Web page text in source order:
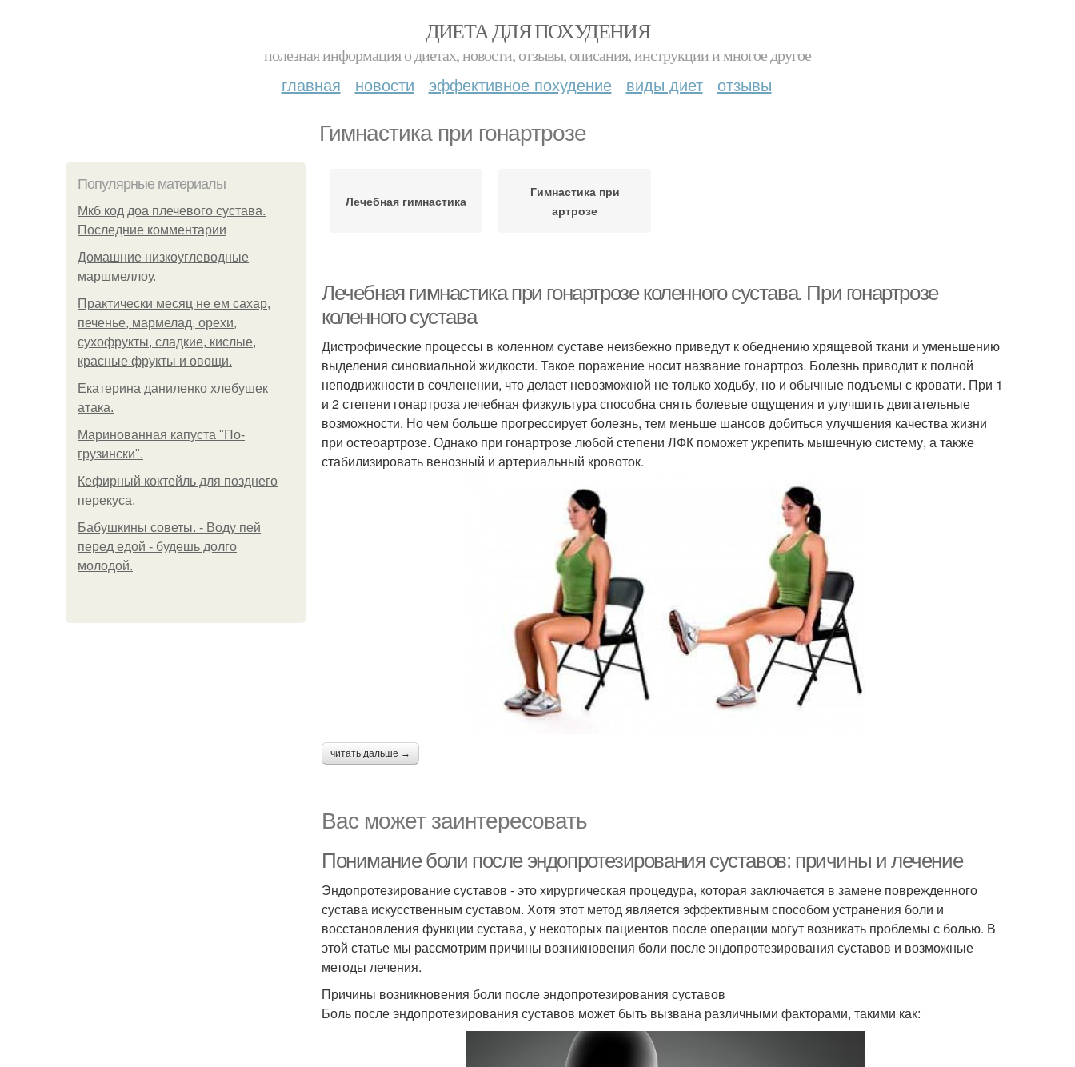
ДИЕТА ДЛЯ ПОХУДЕНИЯ
полезная информация о диетах, новости, отзывы, описания, инструкции и многое другое
главная новости эффективное похудение виды диет отзывы
Гимнастика при гонартрозе
Популярные материалы
Мкб код доа плечевого сустава.
Последние комментарии
Домашние низкоуглеводные
маршмеллоу.
Практически месяц не ем сахар,
печенье, мармелад, орехи,
сухофрукты, сладкие, кислые,
красные фрукты и овощи.
Екатерина даниленко хлебушек
атака.
Маринованная капуста "По-
грузински".
Кефирный коктейль для позднего
перекуса.
Бабушкины советы. - Воду пей
перед едой - будешь долго
молодой.
Лечебная гимнастика
Гимнастика при
артрозе
Лечебная гимнастика при гонартрозе коленного сустава. При гонартрозе
коленного сустава
Дистрофические процессы в коленном суставе неизбежно приведут к обеднению хрящевой ткани и уменьшению
выделения синовиальной жидкости. Такое поражение носит название гонартроз. Болезнь приводит к полной
неподвижности в сочленении, что делает невозможной не только ходьбу, но и обычные подъемы с кровати. При 1
и 2 степени гонартроза лечебная физкультура способна снять болевые ощущения и улучшить двигательные
возможности. Но чем больше прогрессирует болезнь, тем меньше шансов добиться улучшения качества жизни
при остеоартрозе. Однако при гонартрозе любой степени ЛФК поможет укрепить мышечную систему, а также
стабилизировать венозный и артериальный кровоток.
читать дальше →
Вас может заинтересовать
Понимание боли после эндопротезирования суставов: причины и лечение
Эндопротезирование суставов - это хирургическая процедура, которая заключается в замене поврежденного
сустава искусственным суставом. Хотя этот метод является эффективным способом устранения боли и
восстановления функции сустава, у некоторых пациентов после операции могут возникать проблемы с болью. В
этой статье мы рассмотрим причины возникновения боли после эндопротезирования суставов и возможные
методы лечения.
Причины возникновения боли после эндопротезирования суставов
Боль после эндопротезирования суставов может быть вызвана различными факторами, такими как: